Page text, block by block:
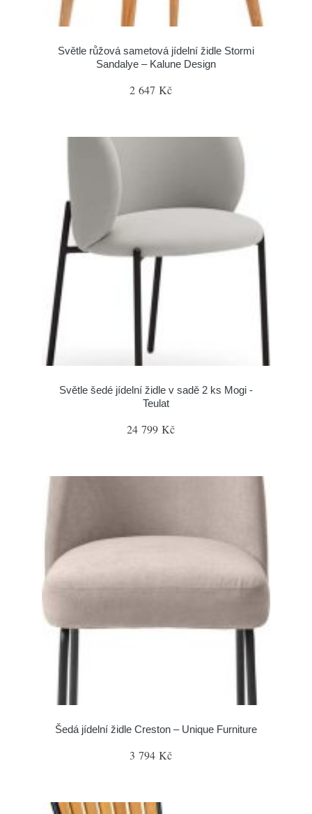
Světle růžová sametová jídelní židle Stormi
Sandalye – Kalune Design
2 647 Kč
Světle šedé jídelní židle v sadě 2 ks Mogi -
Teulat
24 799 Kč
Šedá jídelní židle Creston – Unique Furniture
3 794 Kč